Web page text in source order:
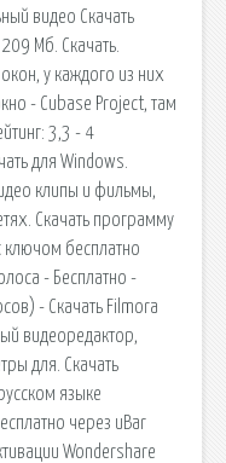
видео Скачать
Мб. Скачать.
у каждого из них
- Cubase Project, там
3,3 - 4
для Windows.
клипы и фильмы,
Скачать программу
ключом бесплатно
- Бесплатно -
- Скачать Filmora
видеоредактор,
для. Скачать
языке
через uBar
Wondershare